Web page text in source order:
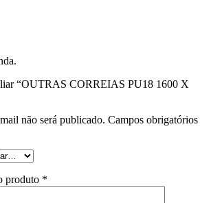
“OUTRAS CORREIAS PU18 1600 X
não será publicado. Campos obrigatórios
produto *